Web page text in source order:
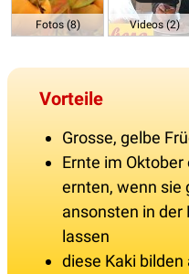
Fotos (8) Videos (2)
Vorteile
Grosse, gelbe
Ernte im
ernten, wenn sie
ansonsten in der
lassen
diese Kaki